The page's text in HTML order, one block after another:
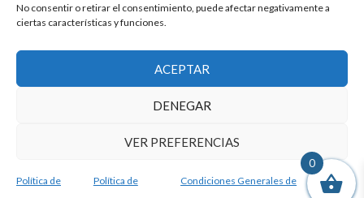
No consentir o retirar el consentimiento, puede afectar negativamente a
ciertas características y funciones.
ACEPTAR
DENEGAR
VER PREFERENCIAS
Política de
Política de
Condiciones Generales de
© 2026 Compostela Digital
Financiado por la Unión Europea con el programa de Kit
Digital por los fondos Next Generation (EU) del
0